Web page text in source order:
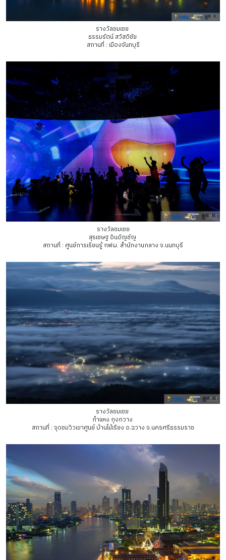
รางวัลชมเชย
ธรรมรัตน์ สวัสดิชัย
สถานที่ : เมืองจันทบุรี
รางวัลชมเชย
สุรเชษฐ อินอัญชัญ
สถานที่ : ศูนย์การเรียนรู้ กฟผ. สำนักงานกลาง จ.นนทบุรี
รางวัลชมเชย
กำแหง กุงกวาง
สถานที่ : จุดชมวิวเขาศูนย์ บ้านไม้เรียง อ.ฉวาง จ.นครศรีธรรมราช